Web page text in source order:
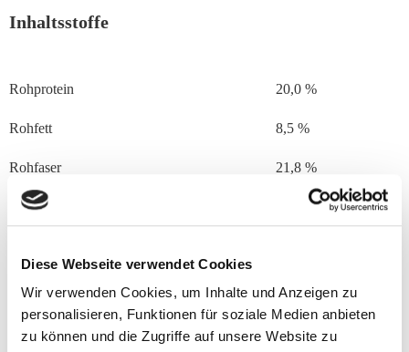
Diese Webseite verwendet Cookies
Wir verwenden Cookies, um Inhalte und Anzeigen zu
personalisieren, Funktionen für soziale Medien anbieten
zu können und die Zugriffe auf unsere Website zu
Inhaltsstoffe
Rohprotein 20,0 %
Rohfett 8,5 %
Rohfaser 21,8 %
Rohasche
verd. Energie 10 MJ/kg
umsetzb. Energie 8 MJ/kg